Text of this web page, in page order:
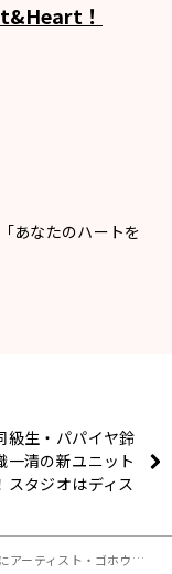
！
あなたのハートを
級生・パパイヤ鈴
一清の新ユニット
スタジオはディス
&キーボードのスージーさんが登場！！『アインシュタイン・山崎紘菜 Heat&Heart!』